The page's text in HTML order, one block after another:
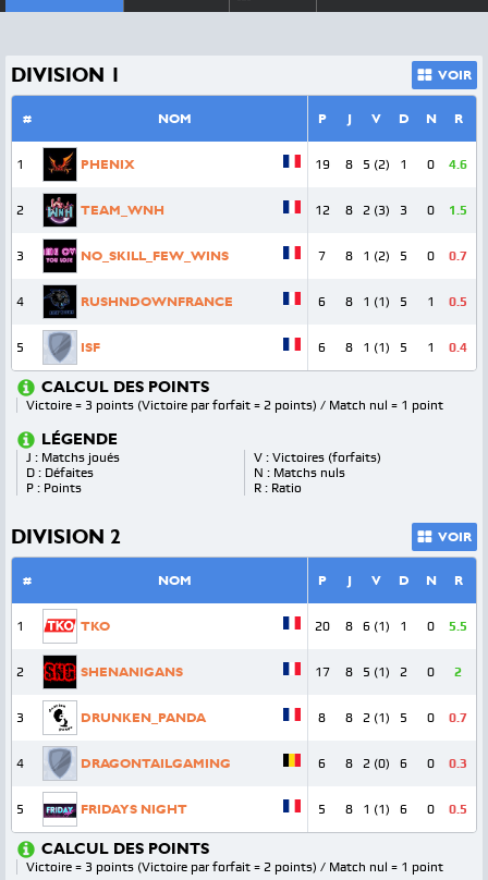
DIVISION 1 VOIR
# NOM P J V D N R
1 PHENIX 19 8 5 (2) 1 0 4.6
2 TEAM_WNH 12 8 2 (3) 3 0 1.5
3 NO_SKILL_FEW_WINS 7 8 1 (2) 5 0 0.7
4 RUSHNDOWNFRANCE 6 8 1 (1) 5 1 0.5
5 ISF 6 8 1 (1) 5 1 0.4
CALCUL DES POINTS
Victoire = 3 points (Victoire par forfait = 2 points) / Match nul = 1 point
LÉGENDE
J : Matchs joués
V : Victoires (forfaits)
D : Défaites
N : Matchs nuls
P : Points
R : Ratio
DIVISION 2 VOIR
# NOM P J V D N R
1 TKO 20 8 6 (1) 1 0 5.5
2 SHENANIGANS 17 8 5 (1) 2 0 2
3 DRUNKEN_PANDA 8 8 2 (1) 5 0 0.7
4 DRAGONTAILGAMING 6 8 2 (0) 6 0 0.3
5 FRIDAYS NIGHT 5 8 1 (1) 6 0 0.5
CALCUL DES POINTS
Victoire = 3 points (Victoire par forfait = 2 points) / Match nul = 1 point